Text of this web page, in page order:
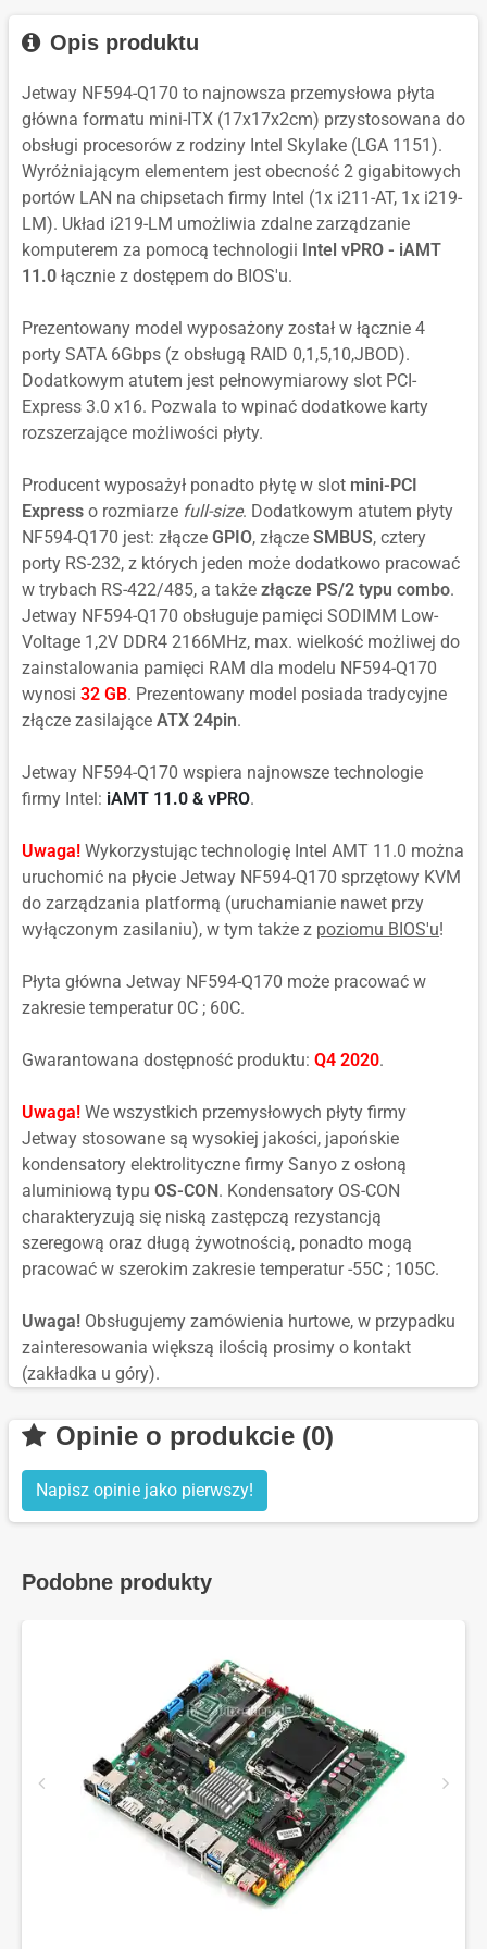
Opis produktu
Jetway NF594-Q170 to najnowsza przemysłowa płyta
główna formatu mini-ITX (17x17x2cm) przystosowana do
obsługi procesorów z rodziny Intel Skylake (LGA 1151).
Wyróżniającym elementem jest obecność 2 gigabitowych
portów LAN na chipsetach firmy Intel (1x i211-AT, 1x i219-
LM). Układ i219-LM umożliwia zdalne zarządzanie
komputerem za pomocą technologii Intel vPRO - iAMT
11.0 łącznie z dostępem do BIOS'u.
Prezentowany model wyposażony został w łącznie 4
porty SATA 6Gbps (z obsługą RAID 0,1,5,10,JBOD).
Dodatkowym atutem jest pełnowymiarowy slot PCI-
Express 3.0 x16. Pozwala to wpinać dodatkowe karty
rozszerzające możliwości płyty.
Producent wyposażył ponadto płytę w slot mini-PCI
Express o rozmiarze full-size. Dodatkowym atutem płyty
NF594-Q170 jest: złącze GPIO, złącze SMBUS, cztery
porty RS-232, z których jeden może dodatkowo pracować
w trybach RS-422/485, a także złącze PS/2 typu combo.
Jetway NF594-Q170 obsługuje pamięci SODIMM Low-
Voltage 1,2V DDR4 2166MHz, max. wielkość możliwej do
zainstalowania pamięci RAM dla modelu NF594-Q170
wynosi 32 GB. Prezentowany model posiada tradycyjne
złącze zasilające ATX 24pin.
Jetway NF594-Q170 wspiera najnowsze technologie
firmy Intel: iAMT 11.0 & vPRO.
Uwaga! Wykorzystując technologię Intel AMT 11.0 można
uruchomić na płycie Jetway NF594-Q170 sprzętowy KVM
do zarządzania platformą (uruchamianie nawet przy
wyłączonym zasilaniu), w tym także z poziomu BIOS'u!
Płyta główna Jetway NF594-Q170 może pracować w
zakresie temperatur 0C ; 60C.
Gwarantowana dostępność produktu: Q4 2020.
Uwaga! We wszystkich przemysłowych płyty firmy
Jetway stosowane są wysokiej jakości, japońskie
kondensatory elektrolityczne firmy Sanyo z osłoną
aluminiową typu OS-CON . Kondensatory OS-CON
charakteryzują się niską zastępczą rezystancją
szeregową oraz długą żywotnością, ponadto mogą
pracować w szerokim zakresie temperatur -55C ; 105C.
Uwaga! Obsługujemy zamówienia hurtowe, w przypadku
zainteresowania większą ilością prosimy o kontakt
(zakładka u góry).
Opinie o produkcie (0)
Napisz opinie jako pierwszy!
Podobne produkty